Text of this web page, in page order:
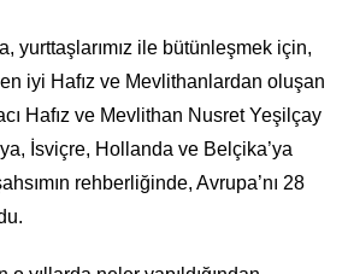
yurttaşlarımız ile bütünleşmek için,
iyi Hafız ve Mevlithanlardan oluşan
Hafız ve Mevlithan Nusret Yeşilçay
İsviçre, Hollanda ve Belçika’ya
rehberliğinde, Avrupa’nı 28